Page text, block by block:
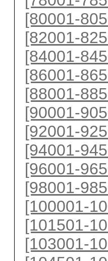
[80001-
[82001-
[84001-
[86001-
[88001-
[90001-
[92001-
[94001-
[96001-
[98001-
[100001-
[101501-
[103001-